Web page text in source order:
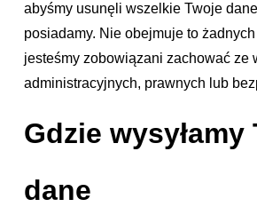
abyśmy usunęli wszelkie Twoje
posiadamy. Nie obejmuje to
jesteśmy zobowiązani zachować ze
administracyjnych, prawnych lub
Gdzie wysyłamy
dane